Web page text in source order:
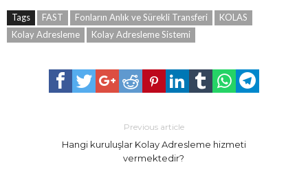
Tags FAST Fonların Anlık ve Sürekli Transferi
KOLAS
Kolay Adresleme
Kolay Adresleme Sistemi
Previous article
Hangi kuruluşlar Kolay Adresleme hizmeti
vermektedir?